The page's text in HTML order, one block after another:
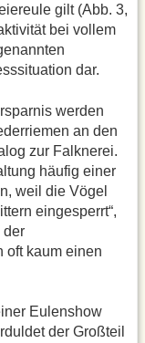
gilt (Abb. 3,
bei vollem
dar.
werden
an den
zur Falknerei.
häufig einer
weil die Vögel
eingesperrt“,
der
oft kaum einen
Eulenshow
der Großteil